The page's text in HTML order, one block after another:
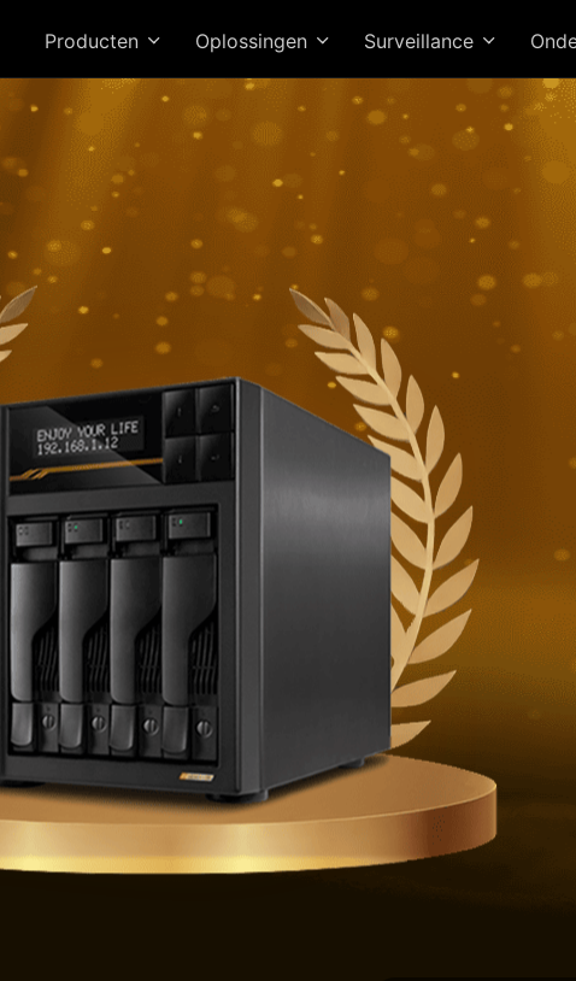
Producten Oplossingen Surveillance
De Lockerstor
Brengt
PQC
Verdedigen tegen